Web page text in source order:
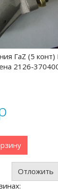
ГаZ (5
2126-
Отложить